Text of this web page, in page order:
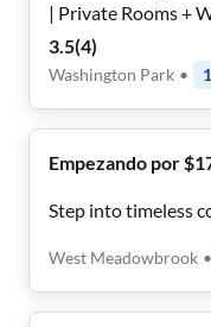
| Private Rooms +
3.5(4)
Washington Park • 1
Empezando por
Step into timeless
West Meadowbrook •